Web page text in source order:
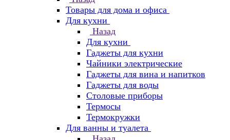
Товары для дома и офиса
Для кухни
Назад
Для кухни
Гаджеты для кухни
Чайники электрические
Гаджеты для вина и напитков
Гаджеты для воды
Столовые приборы
Термосы
Термокружки
Для ванны и туалета